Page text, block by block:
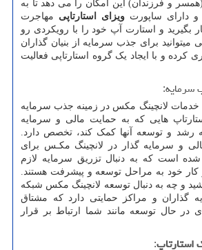
و فرزندان) این امکان را می دهد تا به
دارای ساپورت ویزای استارتاپی مهاجرت
بگیرید و استارت آپ خود را با رویکردی رو
میتوانید برای جذب سرمایه از بنیان گذاران
کرده و با ایجاد یک گروه استارتاپی فعالیت
لانچینگ مکس در زمینه جذب سرمایه
هایی که به حمایت مالی و سرمایه
به رشد و توسعه آنها کمک کند، تخصص دارد.
و سرمایه گذار در لانچینگ مکـس برای
شده است که به دنبال تزریق سرمایه لازم
خود به مراحل توسعه و پیشرفت هستند.
و چه به دنبال توسعه لانچینگ مکس شبکه
گذاران و مراکز حمایتی دارد که مشتاق
در حال توسعه مانند شما ارتباط بر قرار
استارتاپ: